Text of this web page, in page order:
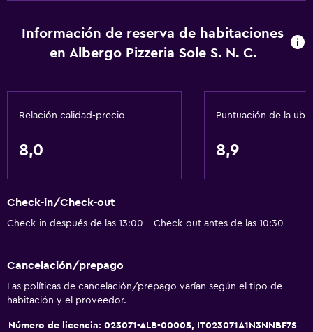
Información de reserva de habitaciones
en Albergo Pizzeria Sole S. N. C.
Relación calidad-precio
8,0
Puntuación de la
8,9
Check-in/Check-out
Check-in después de las 13:00 - Check-out antes de las 10:30
Cancelación/prepago
Las políticas de cancelación/prepago varían según el tipo de
habitación y el proveedor.
Número de licencia: 023071-ALB-00005, IT023071A1N3NNBF7S